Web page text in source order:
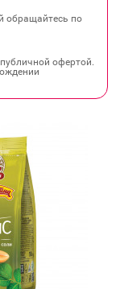
обращайтесь по
офертой.